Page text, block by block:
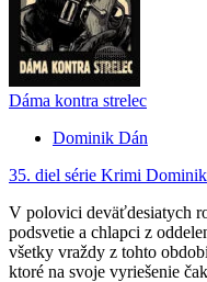
Dáma kontra strelec
Dominik Dán
35. diel série Krimi
V polovici deväťdesiatych
podsvetie a chlapci z
všetky vraždy z tohto
ktoré na svoje vyriešenie